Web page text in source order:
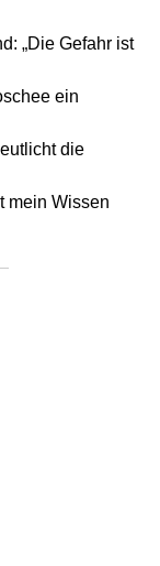
„Die Gefahr ist
ein
die
mein Wissen